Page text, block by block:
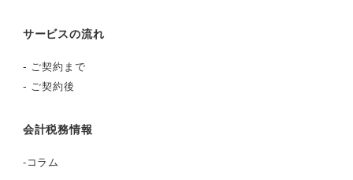
ン
サービスの流れ
- ご契約まで
- ご契約後
会計税務情報
-コラム